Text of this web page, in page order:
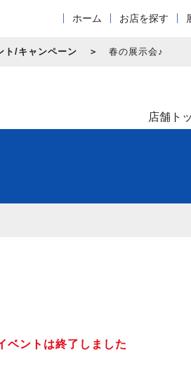
ホーム お店を探す
ト/キャンペーン 春の展示会♪
店舗ト
ベントは終了しました